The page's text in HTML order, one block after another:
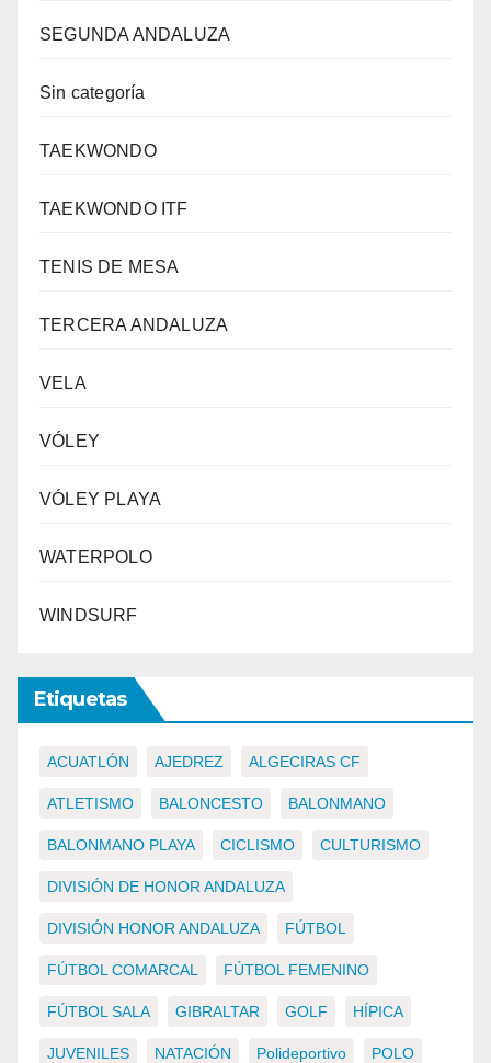
SEGUNDA ANDALUZA
Sin categoría
TAEKWONDO
TAEKWONDO ITF
TENIS DE MESA
TERCERA ANDALUZA
VELA
VÓLEY
VÓLEY PLAYA
WATERPOLO
WINDSURF
Etiquetas
ACUATLÓN AJEDREZ ALGECIRAS CF
ATLETISMO BALONCESTO BALONMANO
BALONMANO PLAYA CICLISMO CULTURISMO
DIVISIÓN DE HONOR ANDALUZA
DIVISIÓN HONOR ANDALUZA FÚTBOL
FÚTBOL COMARCAL FÚTBOL FEMENINO
FÚTBOL SALA GIBRALTAR GOLF HÍPICA
JUVENILES NATACIÓN Polideportivo POLO